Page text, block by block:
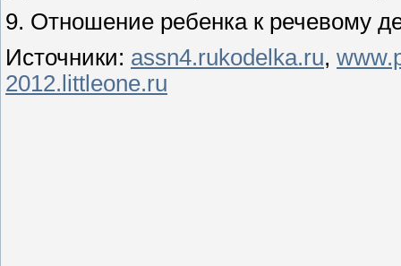
9. Отношение ребенка к речевому
Источники: assn4.rukodelka.ru,
2012.littleone.ru